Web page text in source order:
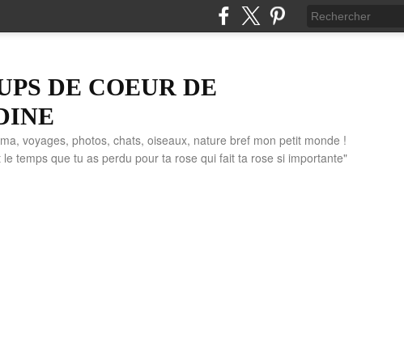
DE COEUR DE
voyages, photos, chats, oiseaux, nature bref mon petit monde !
temps que tu as perdu pour ta rose qui fait ta rose si importante"